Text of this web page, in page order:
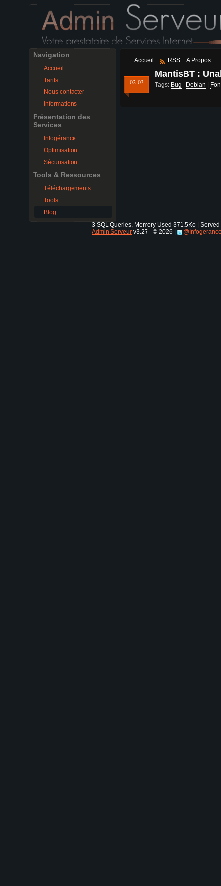
Navigation
Accueil
Tarifs
Nous contacter
Informations
Présentation des
Services
Infogérance
Optimisation
Sécurisation
Tools & Ressources
Téléchargements
Tools
Blog
Accueil RSS A Propos
02-03
MantisBT :
Tags: Bug | Debian |
3 SQL Queries, Memory Used 371.5Ko |
Admin Serveur v3.27 - © 2026 |